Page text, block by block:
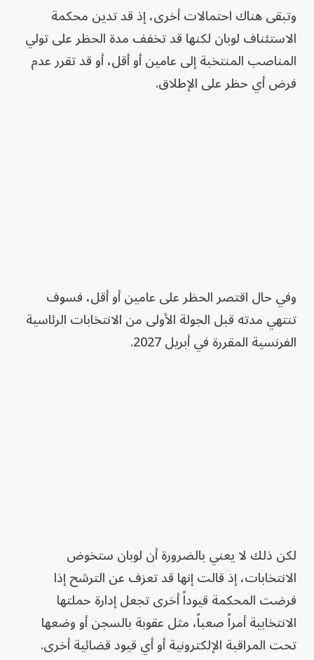
وتبقى هناك احتمالات أخرى، إذ قد تدين محكمة
الاستئناف لوبان لكنها قد تخفف مدة الحظر على تولي
المناصب المنتخبة إلى عامين أو أقل، أو قد تقرر عدم
فرض أي حظر على الإطلاق.
وفي حال اقتصر الحظر على عامين أو أقل، فسوف
تنتهي مدته قبل الجولة الأولى من الانتخابات الرئاسية
الفرنسية المقررة في أبريل 2027.
لكن ذلك لا يعني بالضرورة أن لوبان ستخوض
الانتخابات، إذ قالت إنها قد تعزف عن الترشح إذا
فرضت المحكمة قيوداً أخرى تجعل إدارة حملتها
الانتخابية أمراً صعباً، مثل عقوبة بالسجن أو وضعها
تحت المراقبة الإلكترونية أو أي قيود قضائية أخرى.